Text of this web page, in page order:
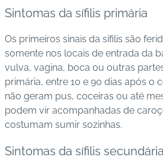
C
o
n
ta
t
o
B
Sintomas da sífilis primária
Os primeiros sinais da sífilis são
somente nos locais de entrada da
vulva, vagina, boca ou outras
primária, entre 10 e 90 dias após o
não geram pus, coceiras ou até
podem vir acompanhadas de
costumam sumir sozinhas.
Sintomas da sífilis secundária